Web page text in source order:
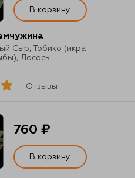
Отзывы
Сыр, Тобико (икра
Лосось.
В корзину
760 ₽
В корзину